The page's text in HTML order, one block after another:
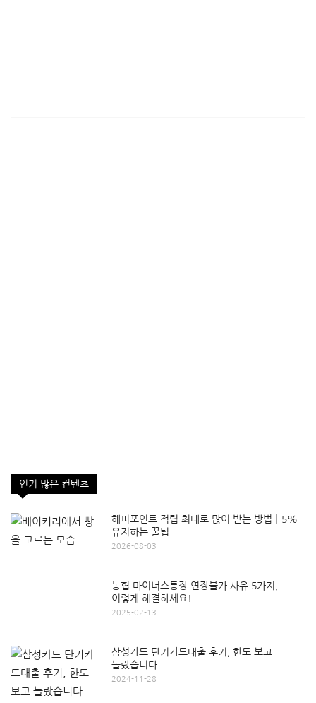
인기 많은 컨텐츠
해피포인트 적립 최대로 많이 받는 방법│5%
유지하는 꿀팁
2026-08-03
농협 마이너스통장 연장불가 사유 5가지,
이렇게 해결하세요!
2025-02-13
삼성카드 단기카드대출 후기, 한도 보고
놀랐습니다
2024-11-28